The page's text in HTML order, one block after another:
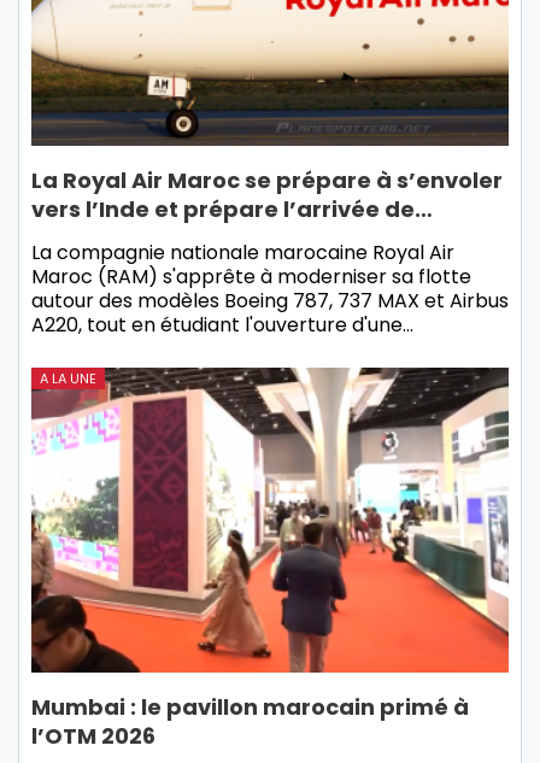
La Royal Air Maroc se prépare à s’envoler
vers l’Inde et prépare l’arrivée de…
La compagnie nationale marocaine Royal Air
Maroc (RAM) s'apprête à moderniser sa flotte
autour des modèles Boeing 787, 737 MAX et Airbus
A220, tout en étudiant l'ouverture d'une…
A LA UNE
Mumbai : le pavillon marocain primé à
l’OTM 2026